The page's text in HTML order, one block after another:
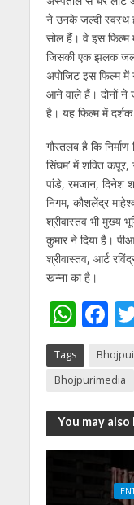
ने उनके जल्‍दी स्‍वस्‍थ
सोल हैं। वे इस फिल्‍म
जिसकी एक झलक
अपोजिट इस फिल्‍म में
आने वाले हैं। दोनों ने
है। यह फिल्‍म में
गौरतलब है कि
सिंघम’ में शक्ति कपूर,
पांडे, रमजान, दिनेश
निगम, कौशलेंद्र
श्रीवास्‍तव भी मुख्‍य
कुमार ने दिया है।
श्रीवास्‍तव, आर्ट
खन्‍ना का है।
W
h
at
s
A
p
F
e
b
o
o
k
Tags
Bhojpurimedia
You may also